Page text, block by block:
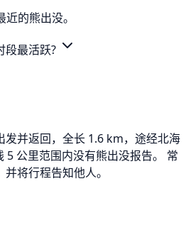
的熊出没。
段最活跃?
发并返回，全长 1.6 km，途经北海
5 公里范围内没有熊出没报告。 常
将行程告知他人。